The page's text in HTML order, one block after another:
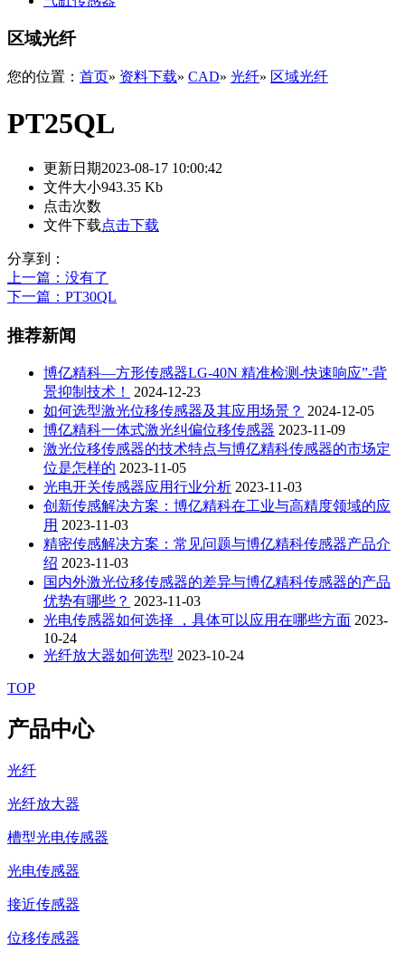
区域光纤
您的位置： 首页» 资料下载» CAD» 光纤» 区域光纤
PT25QL
更新日期2023-08-17 10:00:42
文件大小943.35 Kb
点击次数
文件下载点击下载
分享到：
上一篇 ：没有了
下一篇 ：PT30QL
推荐新闻
博亿精科—方形传感器LG-40N 精准检测-快速响应”-背
景抑制技术！
2024-12-23
如何选型激光位移传感器及其应用场景？ 2024-12-05
博亿精科一体式激光纠偏位移传感器 2023-11-09
激光位移传感器的技术特点与博亿精科传感器的市场定
位是怎样的 2023-11-05
光电开关传感器应用行业分析 2023-11-03
创新传感解决方案：博亿精科在工业与高精度领域的应
用 2023-11-03
精密传感解决方案：常见问题与博亿精科传感器产品介
绍 2023-11-03
国内外激光位移传感器的差异与博亿精科传感器的产品
优势有哪些？ 2023-11-03
光电传感器如何选择 ，具体可以应用在哪些方面 2023-
10-24
光纤放大器如何选型 2023-10-24
TOP
产品中心
光纤
光纤放大器
槽型光电传感器
光电传感器
接近传感器
位移传感器